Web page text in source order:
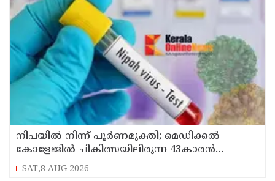
നിപയിൽ നിന്ന് പൂർണമുക്തി; മെഡിക്കൽ
കോളേജിൽ ചികിത്സയിലിരുന്ന 43കാരൻ
വീട്ടിലേക്ക് മടങ്ങി
SAT,8 AUG 2026